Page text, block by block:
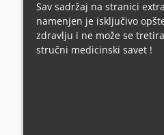
Sav sadržaj na stranici
namenjen je isključivo
zdravlju i ne može se
stručni medicinski savet !